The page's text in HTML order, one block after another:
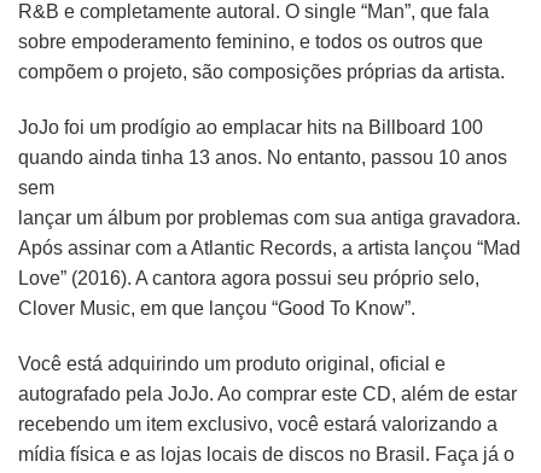
R&B e completamente autoral. O single “Man”, que fala
sobre empoderamento feminino, e todos os outros que
compõem o projeto, são composições próprias da artista.
JoJo foi um prodígio ao emplacar hits na Billboard 100
quando ainda tinha 13 anos. No entanto, passou 10 anos
sem
lançar um álbum por problemas com sua antiga gravadora.
Após assinar com a Atlantic Records, a artista lançou “Mad
Love” (2016). A cantora agora possui seu próprio selo,
Clover Music, em que lançou “Good To Know”.
Você está adquirindo um produto original, oficial e
autografado pela JoJo. Ao comprar este CD, além de estar
recebendo um item exclusivo, você estará valorizando a
mídia física e as lojas locais de discos no Brasil. Faça já o